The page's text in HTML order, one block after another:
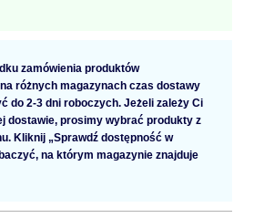
zamówienia produktów
różnych magazynach czas dostawy
do 2-3 dni roboczych. Jeżeli zależy Ci
dostawie, prosimy wybrać produkty z
Kliknij „Sprawdź dostępność w
na którym magazynie znajduje